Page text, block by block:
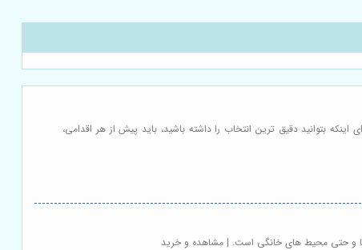
بتوانید دقیق ترین انتخاب را داشته باشید، باید پیش از هر اقدامی،
ها و حتی محیط های خانگی است. | مشاهده و خرید